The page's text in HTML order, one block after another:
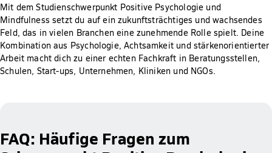
Mit dem Studienschwerpunkt Positive Psychologie und
Mindfulness setzt du auf ein zukunftsträchtiges und wachsendes
Feld, das in vielen Branchen eine zunehmende Rolle spielt. Deine
Kombination aus Psychologie, Achtsamkeit und stärkenorientierter
Arbeit macht dich zu einer echten Fachkraft in Beratungsstellen,
Schulen, Start-ups, Unternehmen, Kliniken und NGOs.
FAQ: Häufige Fragen zum